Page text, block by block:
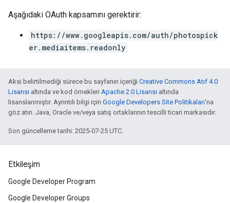
Aşağıdaki OAuth kapsamını gerektirir:
https://www.googleapis.com/auth/photospick
er.mediaitems.readonly
Aksi belirtilmediği sürece bu sayfanın içeriği Creative Commons Atıf 4.0
Lisansı altında ve kod örnekleri Apache 2.0 Lisansı altında
lisanslanmıştır. Ayrıntılı bilgi için Google Developers Site Politikaları'na
göz atın. Java, Oracle ve/veya satış ortaklarının tescilli ticari markasıdır.
Son güncelleme tarihi: 2025-07-25 UTC.
Etkileşim
Google Developer Program
Google Developer Groups